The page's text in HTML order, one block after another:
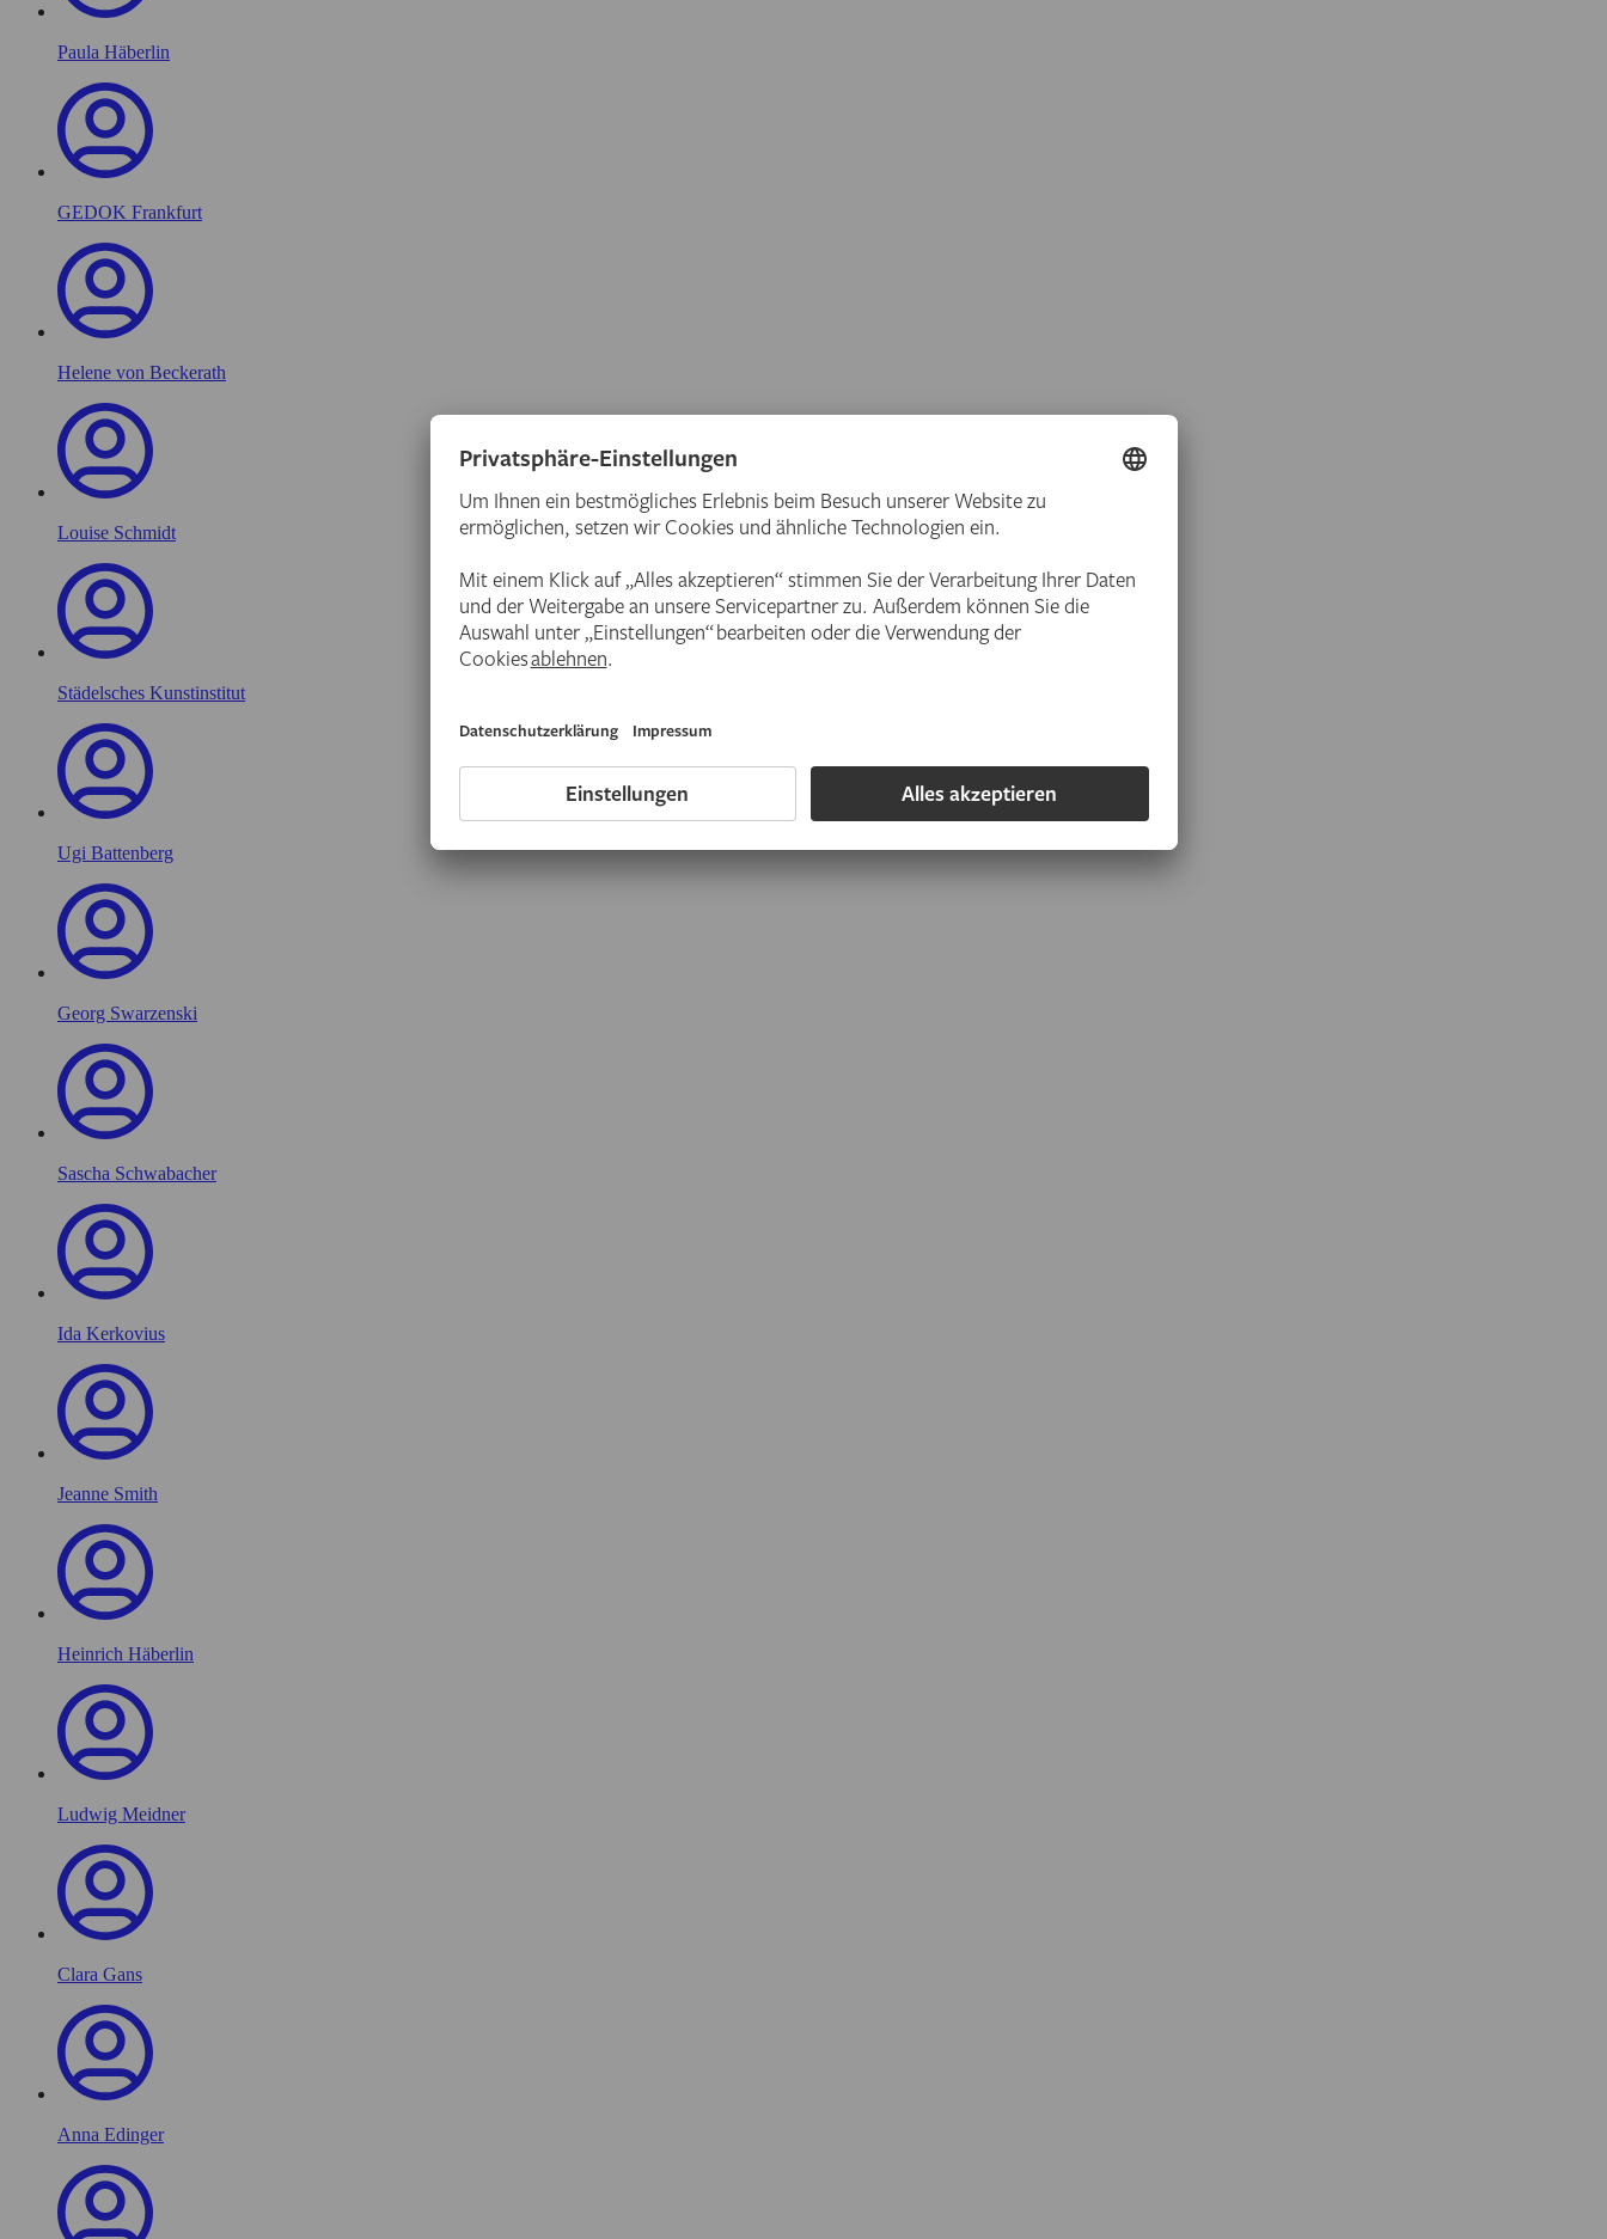
Paula Häberlin
GEDOK Frankfurt
Helene von Beckerath
Louise Schmidt
Städelsches Kunstinstitut
Ugi Battenberg
Georg Swarzenski
Sascha Schwabacher
Ida Kerkovius
Jeanne Smith
Heinrich Häberlin
Ludwig Meidner
Clara Gans
Anna Edinger